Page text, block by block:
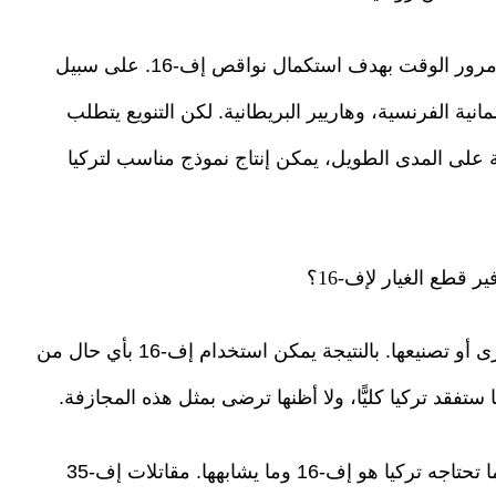
يمكن الحصول على بعض المقاتلات من أوروبا مع مرور الوقت بهدف استكمال نواقص إف-16. على سبيل
الفرنسية، وهاريير البريطانية. لكن التنويع يتطلب
المدى الطويل، يمكن إنتاج نموذج مناسب لتركيا
الغيار لإف-16؟
"ممكن، في هذه الحالة يمكن تأمينها من أماكن أخرى أو تصنيعها. بالنتيجة يمكن استخدام إف-16 بأي حال من
تركيا كليًّا، ولا أظنها ترضى بمثل هذه المجازفة.
رغم أن إف-35 متقدمة تكنولوجيًّا ومتفوقة، إلا أن ما تحتاجه تركيا هو إف-16 وما يشابهها. مقاتلات إف-35